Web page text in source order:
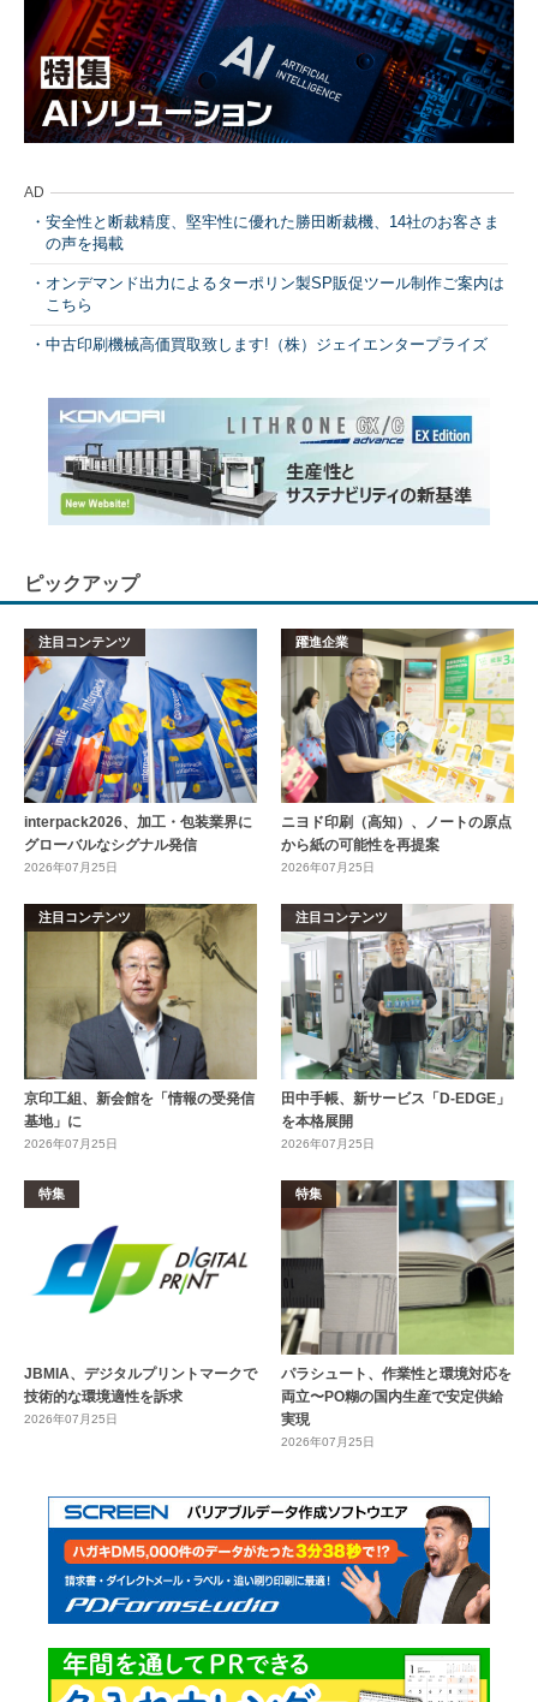
AD
安全性と断裁精度、堅牢性に優れた勝田断裁機、14社のお客さま
の声を掲載
オンデマンド出力によるターポリン製SP販促ツール制作ご案内は
こちら
中古印刷機械高価買取致します!（株）ジェイエンタープライズ
ピックアップ
注目コンテンツ
interpack2026、加工・包装業界に
グローバルなシグナル発信
2026年07月25日
躍進企業
ニヨド印刷（高知）、ノートの原点
から紙の可能性を再提案
2026年07月25日
注目コンテンツ
京印工組、新会館を「情報の受発信
基地」に
2026年07月25日
注目コンテンツ
田中手帳、新サービス「D-EDGE」
を本格展開
2026年07月25日
特集
JBMIA、デジタルプリントマークで
技術的な環境適性を訴求
2026年07月25日
特集
パラシュート、作業性と環境対応を
両立〜PO糊の国内生産で安定供給
実現
2026年07月25日